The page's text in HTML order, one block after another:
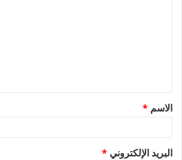
ق
*
الاسم *
البريد الإلكتروني *